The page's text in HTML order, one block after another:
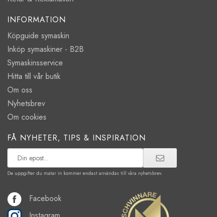
INFORMATION
Köpguide symaskin
Inköp symaskiner - B2B
Symaskinsservice
Hitta till vår butik
Om oss
Nyhetsbrev
Om cookies
FÅ NYHETER, TIPS & INSPIRATION
De uppgifter du matar in kommer endast användas till våra nyhetsbrev.
Facebook